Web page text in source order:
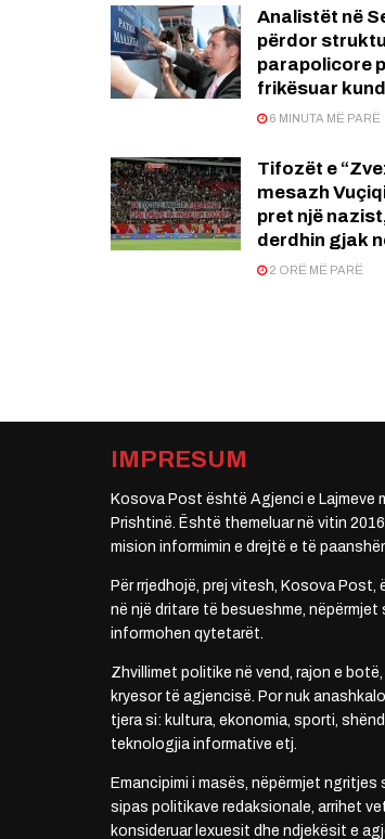
Analistët në
përdor
parapolicore
frikësuar
6 MINUTA MË PARË
Tifozët e
mesazh
pret një
derdhin gjak
2 ORË MË PARË
IMPRESUM
Kosova Post është Agjenci e Lajmeve
Prishtinë. Është themeluar në vitin
mision informimin e drejtë e të
Për rrjedhojë, prej vitesh, Kosova Post,
në një dritare të besueshme, nëpërmjet
informohen qytetarët.
Zhvillimet politike në vend, rajon e
kryesor të agjencisë. Por nuk
tjera si: kultura, ekonomia, sporti,
teknologjia informative etj.
Emancipimi i masës, nëpërmjet ngritjes
sipas politikave redaksionale, arrihet
konsideruar lexuesit dhe ndjekësit e